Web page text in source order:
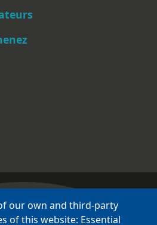
Diversité
our own and third-party
of this website: Essential